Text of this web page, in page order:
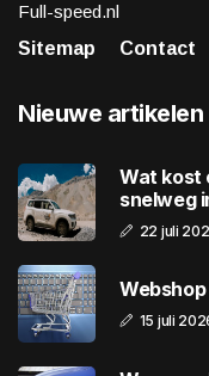
Full-speed.nl
Sitemap
Contact
Nieuwe artikelen
Wat kost
snelweg
22 juli
15 juli